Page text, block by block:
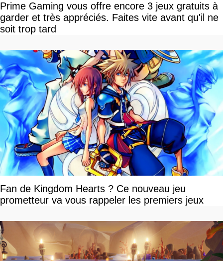
Prime Gaming vous offre encore 3 jeux gratuits à
garder et très appréciés. Faites vite avant qu'il ne
soit trop tard
Fan de Kingdom Hearts ? Ce nouveau jeu
prometteur va vous rappeler les premiers jeux